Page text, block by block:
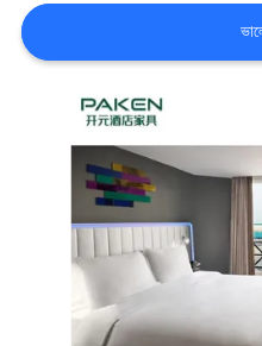
আবেদন
PRIVACY
POLICY